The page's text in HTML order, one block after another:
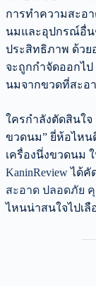
การทำความสะอ
นมและอุปกรณ์อื่น
ประสิทธิภาพ ด้วย
จะถูกกำจัดออกไ
นมจากขวดที่สะอ
ใครกำลังตัดสินใจ
ขวดนม” ยี่ห้อไหน
เครื่องนึ่งขวดนม
KaninReviewได้คั
สะอาด ปลอดภัย
ไหนน่าสนใจไปเลื